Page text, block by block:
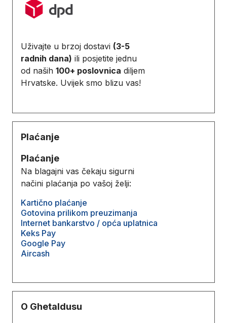
Uživajte u brzoj dostavi (3-5
radnih dana) ili posjetite jednu
od naših 100+ poslovnica diljem
Hrvatske. Uvijek smo blizu vas!
Plaćanje
Plaćanje
Na blagajni vas čekaju sigurni
načini plaćanja po vašoj želji:
Kartično plaćanje
Gotovina prilikom preuzimanja
Internet bankarstvo / opća uplatnica
Keks Pay
Google Pay
Aircash
O Ghetaldusu